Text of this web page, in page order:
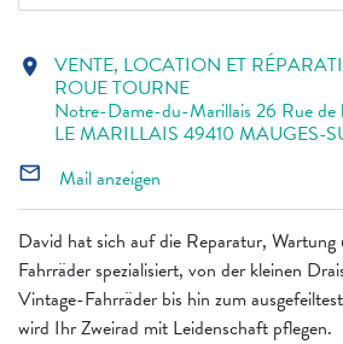
David hat sich auf die Reparatur,
Fahrräder spezialisiert, von der kleinen
Vintage-Fahrräder bis hin zum
wird Ihr Zweirad mit Leidenschaft pflegen.
location_on VENTE, LOCATION ET
ROUE TOURNE
Notre-Dame-du-Marillais 26 Rue de
LE MARILLAIS 49410 MAUGES-
mail_outline Mail anzeigen